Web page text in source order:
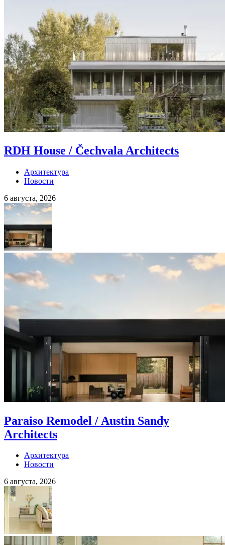
RDH House / Čechvala Architects
Архитектура
Новости
6 августа, 2026
Paraiso Remodel / Austin Sandy
Architects
Архитектура
Новости
6 августа, 2026